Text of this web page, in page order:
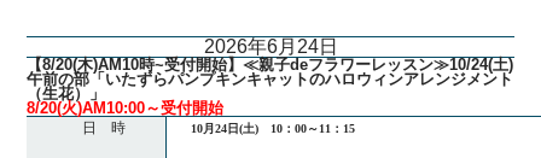
2026年6月24日
【8/20(木)AM10時~受付開始】≪親子deフラワーレッスン≫10/24(土)
午前の部「いたずらパンプキンキャットのハロウィンアレンジメント
（生花）」
8/20(火)AM10:00～受付開始
日 時 10月24日(土) 10：00～11：15